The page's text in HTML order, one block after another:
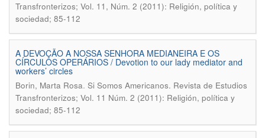
Transfronterizos; Vol. 11, Núm. 2 (2011): Religión, política y
sociedad; 85-112
A DEVOÇÃO A NOSSA SENHORA MEDIANEIRA E OS
CÍRCULOS OPERÁRIOS / Devotion to our lady mediator and
workers’ circles
Borin, Marta Rosa. Si Somos Americanos. Revista de Estudios
Transfronterizos; Vol. 11 Núm. 2 (2011): Religión, política y
sociedad; 85-112